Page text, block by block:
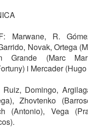
Marwane, R.
Novak, Ortega
Grande (Marc
i Mercader
Domingo,
Zhovtenko
(Antonio), Vega